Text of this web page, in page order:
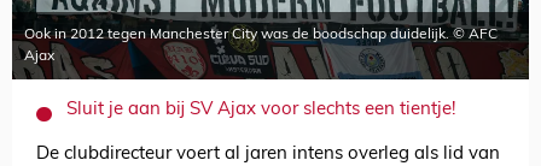
Ook in 2012 tegen Manchester City was de boodschap duidelijk. © AFC
Ajax
Sluit je aan bij SV Ajax voor slechts een tientje!
De clubdirecteur voert al jaren intens overleg als lid van